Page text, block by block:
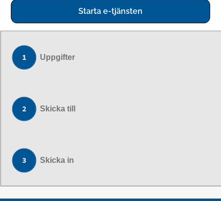
Starta e-tjänsten
Uppgifter
Skicka till
Skicka in